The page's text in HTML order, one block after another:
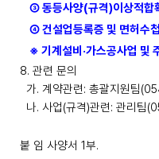
③동등사양(규격)이상적합
④건설업등록증 및 면허수첩
※ 기계설비 ·가스공사업 및
8. 관련 문의
가. 계약관련: 총괄지원팀
나. 사업(규격)관련: 관리팀
붙 임 사양서 1부.